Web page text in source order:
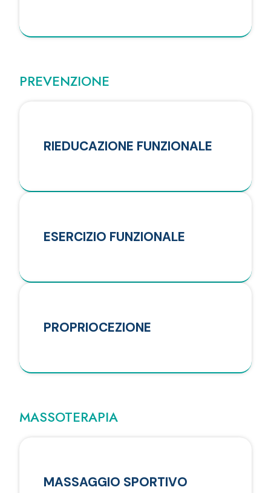
PREVENZIONE
RIEDUCAZIONE FUNZIONALE
ESERCIZIO FUNZIONALE
PROPRIOCEZIONE
MASSOTERAPIA
MASSAGGIO SPORTIVO